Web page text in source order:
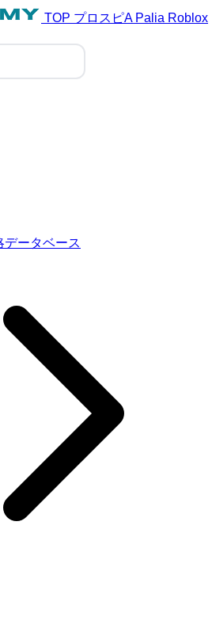
TOP プロスピA Palia Roblox
データベース